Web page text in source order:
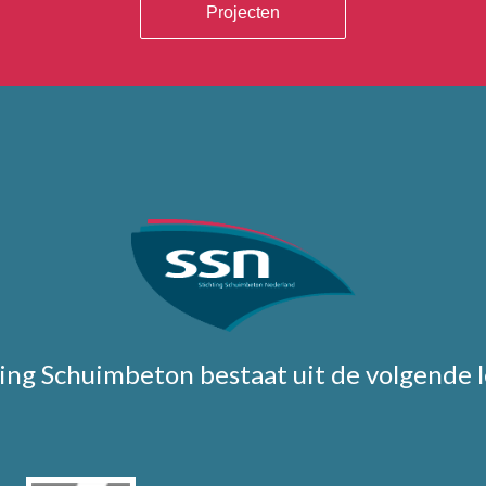
Projecten
Schuimbeton bestaat uit de volgende